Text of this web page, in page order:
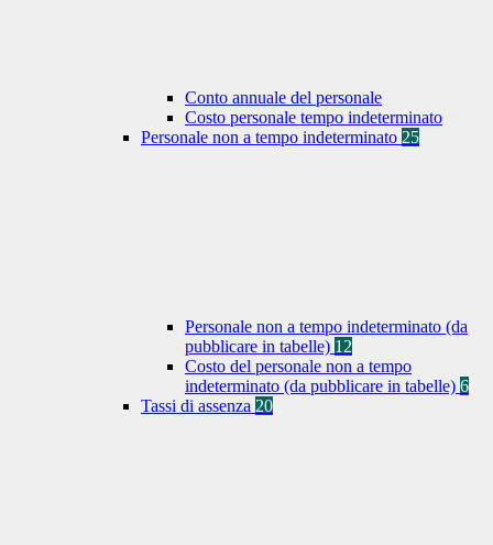
Conto annuale del personale
Costo personale tempo indeterminato
Personale non a tempo indeterminato 25
Personale non a tempo indeterminato (da
pubblicare in tabelle) 12
Costo del personale non a tempo
indeterminato (da pubblicare in tabelle) 6
Tassi di assenza 20